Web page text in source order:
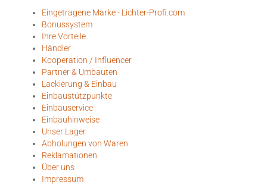
Eingetragene Marke - Lichter-Profi.com
Bonussystem
Ihre Vorteile
Händler
Kooperation / Influencer
Partner & Umbauten
Lackierung & Einbau
Einbaustützpunkte
Einbauservice
Einbauhinweise
Unser Lager
Abholungen von Waren
Reklamationen
Über uns
Impressum